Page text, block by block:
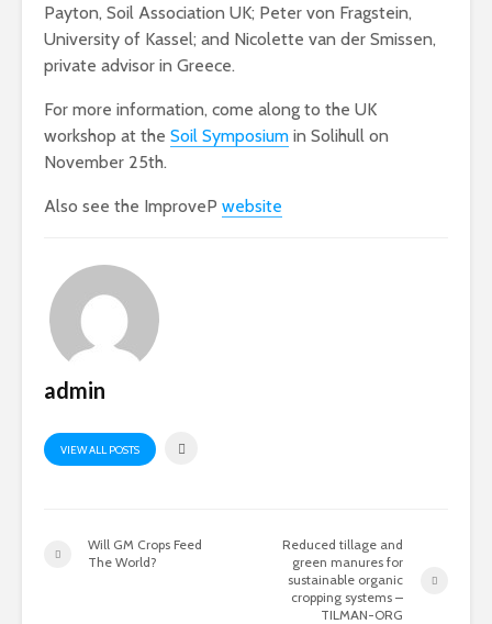
Payton, Soil Association UK; Peter von Fragstein,
University of Kassel; and Nicolette van der Smissen,
private advisor in Greece.
For more information, come along to the UK
workshop at the Soil Symposium in Solihull on
November 25th.
Also see the ImproveP website
admin
VIEW ALL POSTS
Will GM Crops Feed
The World?
Reduced tillage and
green manures for
sustainable organic
cropping systems –
TILMAN-ORG